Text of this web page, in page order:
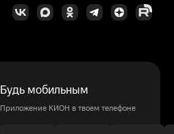
Будь мобильным
Приложение КИОН в твоем телефоне